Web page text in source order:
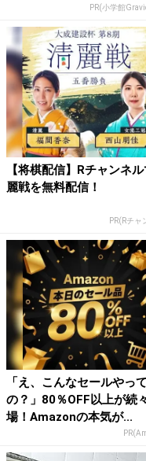
PR(小学館
【将棋配信】Rチャンネ
麗戦を無料配信！
PR(Rチャ
「え、こんなセールやっ
の？」80％OFF以上が続
場！Amazonの本気が...